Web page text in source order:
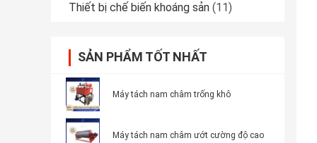
Thiết bị chế biến khoáng sản (11)
SẢN PHẨM TỐT NHẤT
Máy tách nam châm trống khô
Máy tách nam châm ướt cường độ cao